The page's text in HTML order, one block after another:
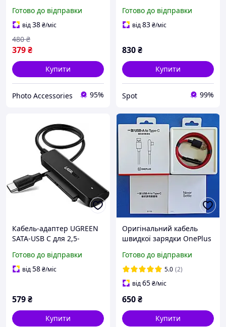
Готово до відправки
від38₴/міс
379₴
480 ₴
Купити
Photo Accessories 95%
підключення MacBook
iPhone Galaxy
Готово до відправки
від83₴/міс
830₴
Купити
Spot 99%
Кабель-адаптер UGREEN
SATA-USB C для 2,5-
жорсткого диска Black
(CM321)
Готово до відправки
від58₴/міс
579₴
Купити
Оригінальний кабель
швидкої зарядки OnePlus
SuperVooc 90% Г-
подібний, тканевий 1
метр
Готово до відправки
5.0 (2)
від65₴/міс
650₴
Купити